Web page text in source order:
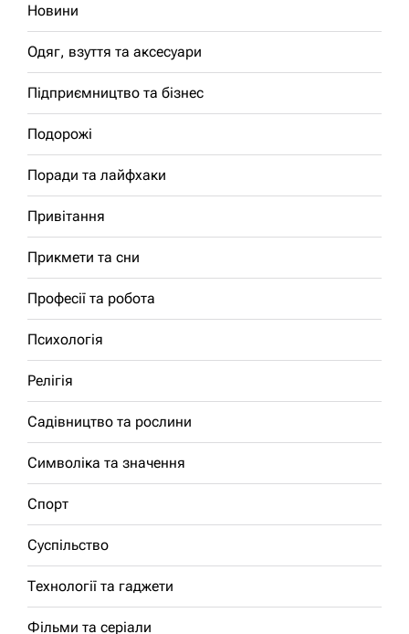
Новини
Одяг, взуття та аксесуари
Підприємництво та бізнес
Подорожі
Поради та лайфхаки
Привітання
Прикмети та сни
Професії та робота
Психологія
Релігія
Садівництво та рослини
Символіка та значення
Спорт
Суспільство
Технології та гаджети
Фільми та серіали